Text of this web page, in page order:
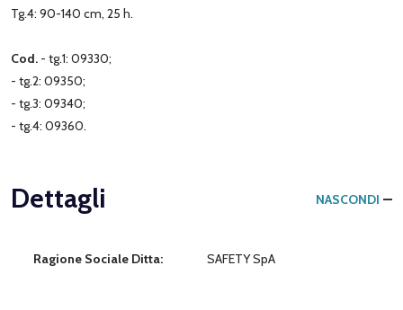
Tg.4: 90-140 cm, 25 h.
Cod. - tg.1: 09330;
- tg.2: 09350;
- tg.3: 09340;
- tg.4: 09360.
Dettagli NASCONDI
Ragione Sociale Ditta: SAFETY SpA